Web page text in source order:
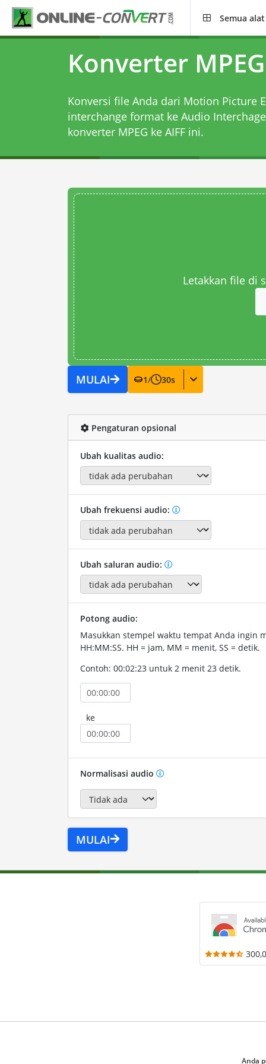
Semua alat
Konverter
Konversi file Anda dari Motion Picture
interchange format ke Audio
konverter MPEG ke AIFFini.
Letakkan file di
MULAI 1/ 30s
Pengaturan opsional
Ubah kualitas audio:
Ubah frekuensi audio:
Ubah saluran audio:
Potong audio:
Masukkan stempel waktu tempat Anda ingin
HH:MM:SS. HH = jam, MM = menit, SS = detik.
Contoh: 00:02:23 untuk 2 menit 23 detik.
ke
Normalisasi audio
MULAI
Anda